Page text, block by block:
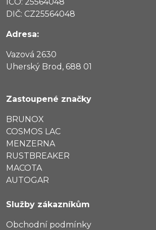
DIČ: CZ25564048
Adresa:
Vazová 2630
Uherský Brod, 688 01
Zastoupené značky
BRUNOX
COSMOS LAC
MENZERNA
RUSTBREAKER
MACOTA
AUTOGAR
Služby zákazníkům
Obchodní podmínky